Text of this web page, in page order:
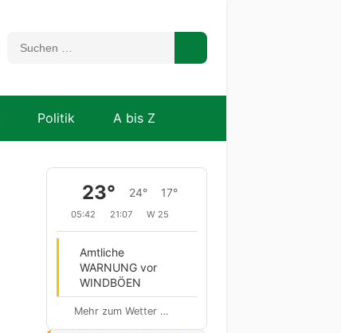
Politik A bis Z
23° 24° 17°
05:42 21:07 W 25
Amtliche
WARNUNG vor
WINDBÖEN
Mehr zum Wetter …